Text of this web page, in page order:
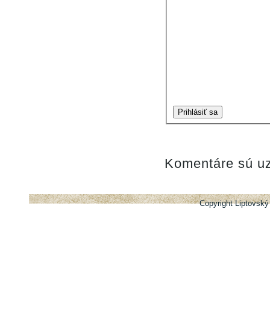
Prihlásiť sa
Komentáre sú
Copyright